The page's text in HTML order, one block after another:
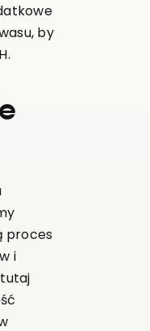
by
proces
i